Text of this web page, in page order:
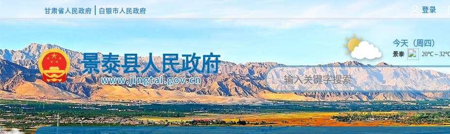
甘肃省人民政府 白银市人民政府 登录
今天（周四）